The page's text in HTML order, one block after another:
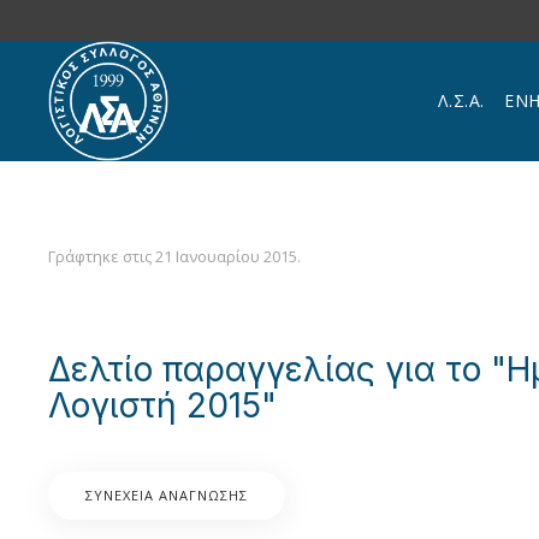
Skip to main content
Λ.Σ.Α.
Γράφτηκε στις21 Ιανουαρίου 2015.
Δελτίο παραγγελίας για το
Λογιστή 2015"
ΣΥΝΈΧΕΙΑ ΑΝΆΓΝΩΣΗΣ